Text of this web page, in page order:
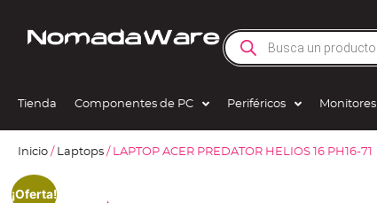
Tienda Componentes de PC Periféricos Monitores
Inicio / Laptops / LAPTOP ACER PREDATOR HELIOS 16 PH16-71
¡Oferta!